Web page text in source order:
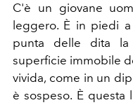
C'è un giovane
leggero. È in piedi
punta delle dita la
superficie immobile
vivida, come in un
è sospeso. È questa